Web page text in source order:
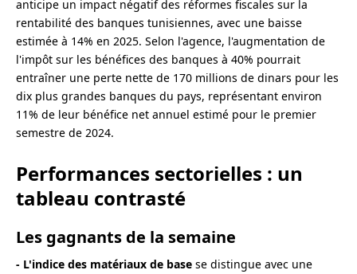
anticipe un impact négatif des réformes fiscales sur la
rentabilité des banques tunisiennes, avec une baisse
estimée à 14% en 2025. Selon l'agence, l'augmentation de
l'impôt sur les bénéfices des banques à 40% pourrait
entraîner une perte nette de 170 millions de dinars pour les
dix plus grandes banques du pays, représentant environ
11% de leur bénéfice net annuel estimé pour le premier
semestre de 2024.
Performances sectorielles : un
tableau contrasté
Les gagnants de la semaine
- L'indice des matériaux de base se distingue avec une